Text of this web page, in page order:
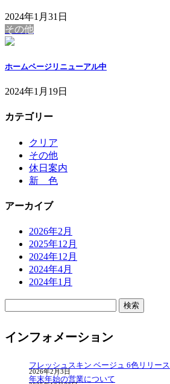
2024年1月31日
その他
ホームページリニューアル中
2024年1月19日
カテゴリー
クリア
その他
休日案内
新 色
アーカイブ
2026年2月
2025年12月
2024年12月
2024年4月
2024年1月
インフォメーション
フレッシュスキン ベージュ 6色リリース
2026年2月3日
年末年始の営業について